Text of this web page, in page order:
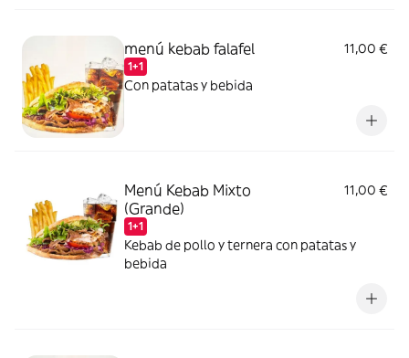
menú kebab falafel
1+1
11,00 €
Con patatas y bebida
Menú Kebab Mixto
(Grande)
1+1
11,00 €
Kebab de pollo y ternera con patatas y
bebida